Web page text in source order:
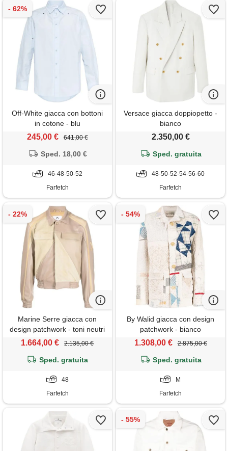
Off-White giacca con bottoni
in cotone - blu
245,00 € 641,00 €
Sped. 18,00 €
46-48-50-52
Farfetch
Versace giacca doppiopetto -
bianco
2.350,00 €
Sped. gratuita
48-50-52-54-56-60
Farfetch
Marine Serre giacca con
design patchwork - toni neutri
1.664,00 € 2.135,00 €
Sped. gratuita
48
Farfetch
By Walid giacca con design
patchwork - bianco
1.308,00 € 2.875,00 €
Sped. gratuita
M
Farfetch